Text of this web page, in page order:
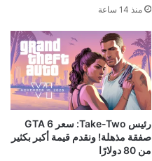
منذ 14 ساعة
رئيس Take-Two: سعر GTA 6
صفقة مذهلة! ونقدم قيمة أكبر بكثير
من 80 دولارًا